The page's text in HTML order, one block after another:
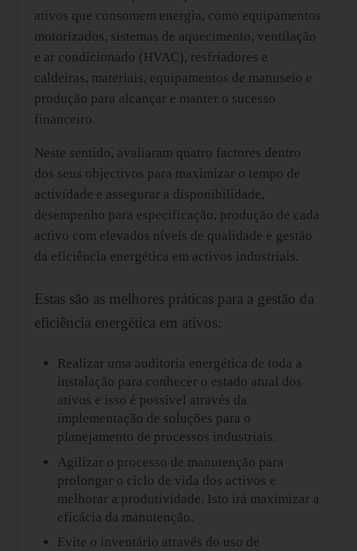
ativos que consomem energia, como equipamentos
motorizados, sistemas de aquecimento, ventilação
e ar condicionado (HVAC), resfriadores e
caldeiras, materiais, equipamentos de manuseio e
produção para alcançar e manter o sucesso
financeiro.
Neste sentido, avaliaram quatro factores dentro
dos seus objectivos para maximizar o tempo de
actividade e assegurar a disponibilidade,
desempenho para especificação, produção de cada
activo com elevados níveis de qualidade e gestão
da eficiência energética em activos industriais.
Estas são as melhores práticas para a gestão da
eficiência energética em ativos:
Realizar uma auditoria energética de toda a
instalação para conhecer o estado atual dos
ativos e isso é possível através da
implementação de soluções para o
planejamento de processos industriais.
Agilizar o processo de manutenção para
prolongar o ciclo de vida dos activos e
melhorar a produtividade. Isto irá maximizar a
eficácia da manutenção.
Evite o inventário através do uso de